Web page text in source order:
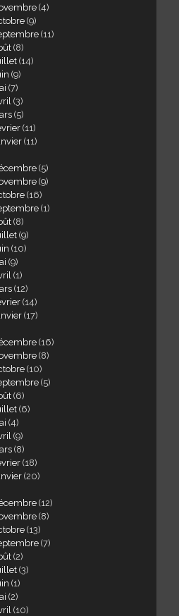
(4)
(9)
(11)
(8)
(14)
(9)
(7)
(3)
(5)
(11)
(11)
(5)
(9)
(16)
(1)
(8)
(9)
(10)
(9)
(1)
(12)
(14)
(17)
(16)
(8)
(10)
(5)
(6)
(6)
(4)
(9)
(8)
(18)
(20)
(12)
(8)
(13)
(7)
(2)
(3)
(1)
(2)
(10)